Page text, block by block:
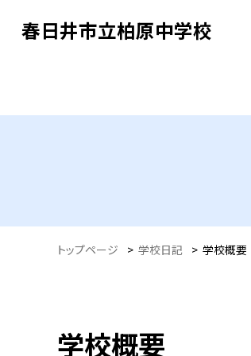
春日井市立柏原中学校
トップページ > 学校日記 > 学校概要
学校概要